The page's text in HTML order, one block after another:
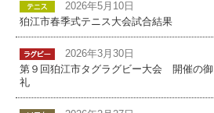
2026年5月10日
狛江市春季式テニス大会試合結果
2026年3月30日
第９回狛江市タグラグビー大会 開催の御
礼